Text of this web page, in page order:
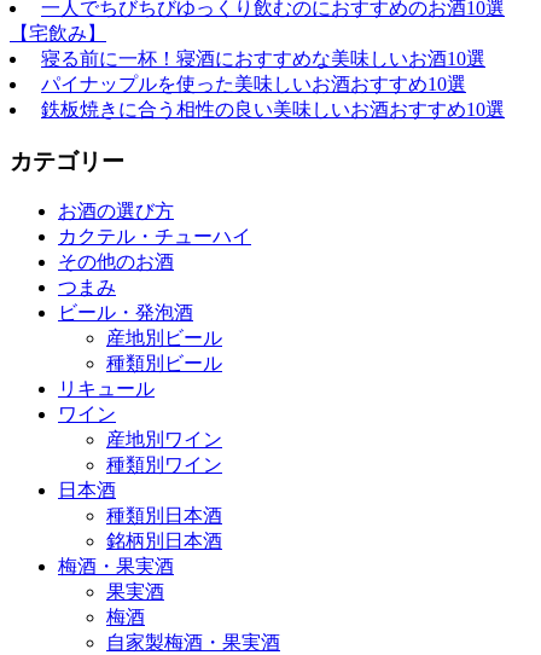
一人でちびちびゆっくり飲むのにおすすめのお酒10選
【宅飲み】
寝る前に一杯！寝酒におすすめな美味しいお酒10選
パイナップルを使った美味しいお酒おすすめ10選
鉄板焼きに合う相性の良い美味しいお酒おすすめ10選
カテゴリー
お酒の選び方
カクテル・チューハイ
その他のお酒
つまみ
ビール・発泡酒
産地別ビール
種類別ビール
リキュール
ワイン
産地別ワイン
種類別ワイン
日本酒
種類別日本酒
銘柄別日本酒
梅酒・果実酒
果実酒
梅酒
自家製梅酒・果実酒